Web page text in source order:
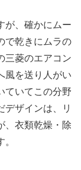
が、確かにムー
で乾きにムラの
三菱のエアコン
風を送り人がい
ていてこの分野
デザインは、リ
、衣類乾燥・除